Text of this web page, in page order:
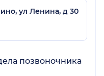
ул Ленина, д 30
позвоночника